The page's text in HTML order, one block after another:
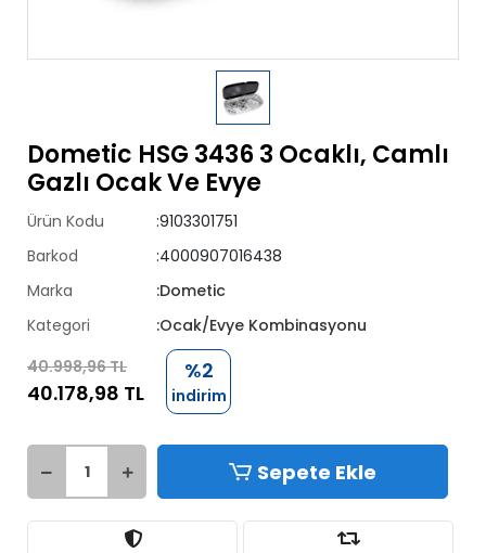
Dometic HSG 3436 3 Ocaklı, Camlı
Gazlı Ocak Ve Evye
Ürün Kodu
:9103301751
Barkod
:4000907016438
Marka
:Dometic
Kategori
:Ocak/Evye Kombinasyonu
40.998,96 TL
40.178,98 TL
%2
indirim
Sepete Ekle